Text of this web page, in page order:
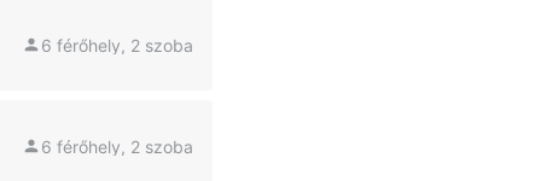
6 férőhely, 2 szoba
6 férőhely, 2 szoba